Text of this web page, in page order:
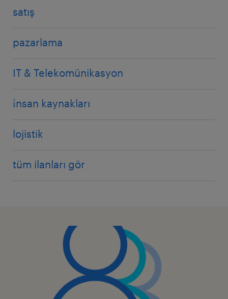
satış
pazarlama
IT & Telekomünikasyon
i̇nsan kaynakları
lojistik
tüm ilanları gör